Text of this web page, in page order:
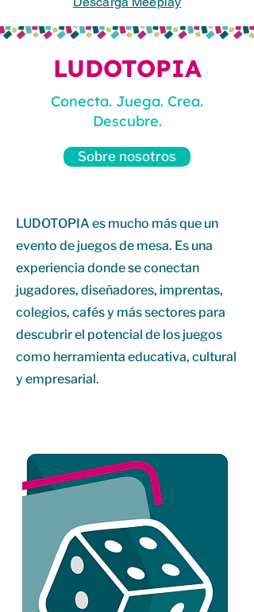
LUDOTOPIA
Conecta. Juega. Crea.
Descubre.
Sobre nosotros
LUDOTOPIA es mucho más que un
evento de juegos de mesa. Es una
experiencia donde se conectan
jugadores, diseñadores, imprentas,
colegios, cafés y más sectores para
descubrir el potencial de los juegos
como herramienta educativa, cultural
y empresarial.